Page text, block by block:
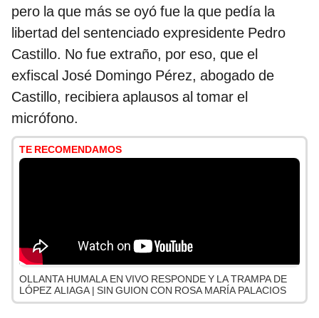
pero la que más se oyó fue la que pedía la
libertad del sentenciado expresidente Pedro
Castillo. No fue extraño, por eso, que el
exfiscal José Domingo Pérez, abogado de
Castillo, recibiera aplausos al tomar el
micrófono.
TE RECOMENDAMOS
OLLANTA HUMALA EN VIVO RESPONDE Y LA TRAMPA DE
LÓPEZ ALIAGA | SIN GUION CON ROSA MARÍA PALACIOS